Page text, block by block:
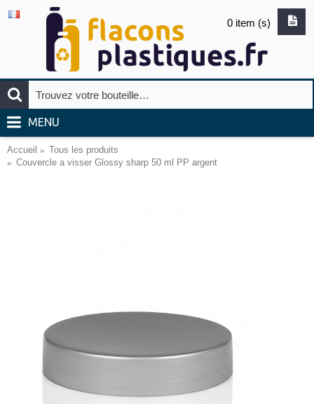
0 item (s)
MENU
Accueil
Tous les produits
Couvercle a visser Glossy sharp 50 ml PP argent